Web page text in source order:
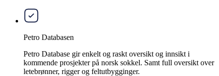
Petro Databasen
Petro Database gir enkelt og raskt oversikt og innsikt i
kommende prosjekter på norsk sokkel. Samt full oversikt over
letebrønner, rigger og feltutbygginger.